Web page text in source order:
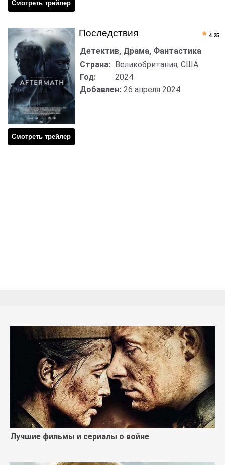
Смотреть трейлер
Последствия
Смотреть трейлер
Детектив, Драма, Фантастика
Страна: Великобритания, США
Год:
2024
Добавлен: 26 апреля 2024
4.25
Лучшие фильмы и сериалы о войне